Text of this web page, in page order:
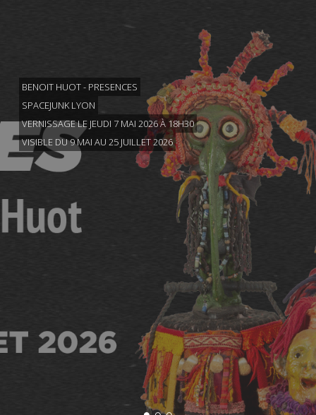
BENOIT HUOT - PRESENCES
SPACEJUNK LYON
VERNISSAGE LE JEUDI 7 MAI 2026 À 18H30
VISIBLE DU 9 MAI AU 25 JUILLET 2026